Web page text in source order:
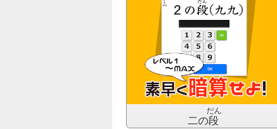
二の段
だん